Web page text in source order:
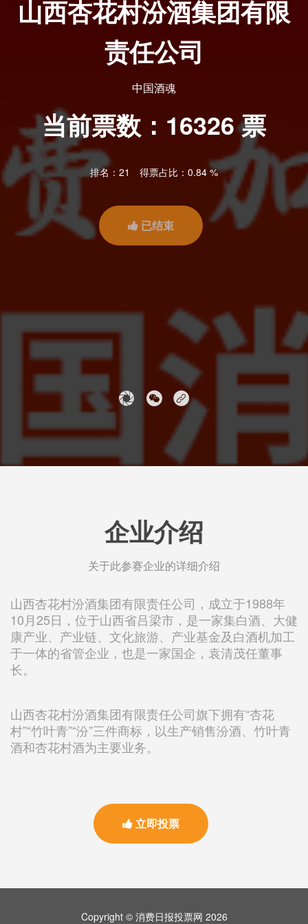
山西杏花村汾酒集团有限
责任公司
中国酒魂
当前票数： 16326票
排名：21 得票占比：0.84 %
已结束
企业介绍
关于此参赛企业的详细介绍
山西杏花村汾酒集团有限责任公司，成立于1988年
10月25日，位于山西省吕梁市，是一家集白酒、大健
康产业、产业链、文化旅游、产业基金及白酒机加工
于一体的省管企业，也是一家国企，袁清茂任董事
长。
山西杏花村汾酒集团有限责任公司旗下拥有“杏花
村”“竹叶青”“汾”三件商标，以生产销售汾酒、竹叶青
酒和杏花村酒为主要业务。
立即投票
Copyright © 消费日报投票网 2026